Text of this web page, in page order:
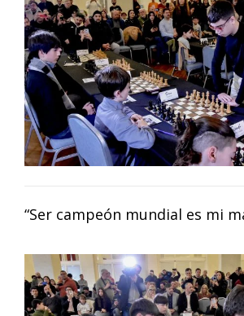
“Ser campeón mundial es mi